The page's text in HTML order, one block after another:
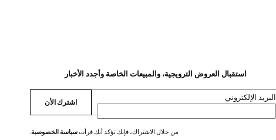
استقبال العروض الترويجية، والمبيعات الخاصة وأجدد الأخبار
البريد الإلكتروني اشترك الأن
من خلال الاشتراك، فإنك تؤكد أنك قرأتسياسة الخصوصية.